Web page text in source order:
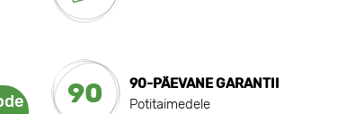
90
90-PÄEVANE GARANTII
Potitaimedele